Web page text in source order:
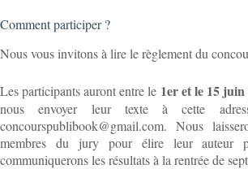
Comment participer ?
Nous vous invitons à lire le règlement du
Les participants auront entre le 1er et le 15 juin
nous envoyer leur texte à cette
concourspublibook@gmail.com. Nous
membres du jury pour élire leur auteur
communiquerons les résultats à la rentrée de